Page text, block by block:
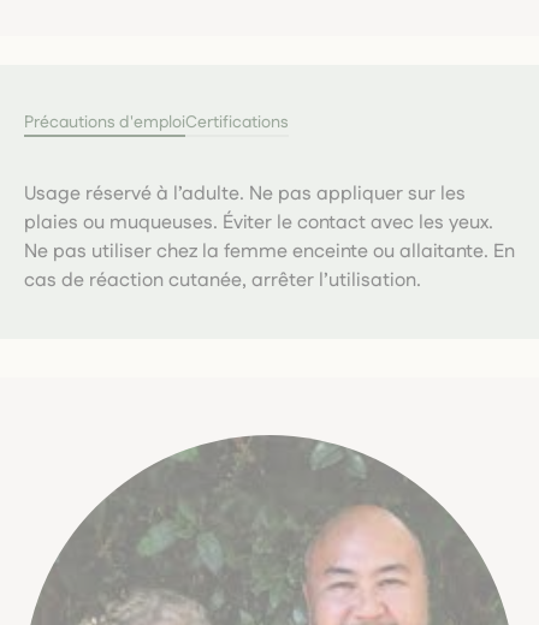
Précautions d'emploiCertifications
Usage réservé à l’adulte. Ne pas appliquer sur les
plaies ou muqueuses. Éviter le contact avec les yeux.
Ne pas utiliser chez la femme enceinte ou allaitante. En
cas de réaction cutanée, arrêter l’utilisation.